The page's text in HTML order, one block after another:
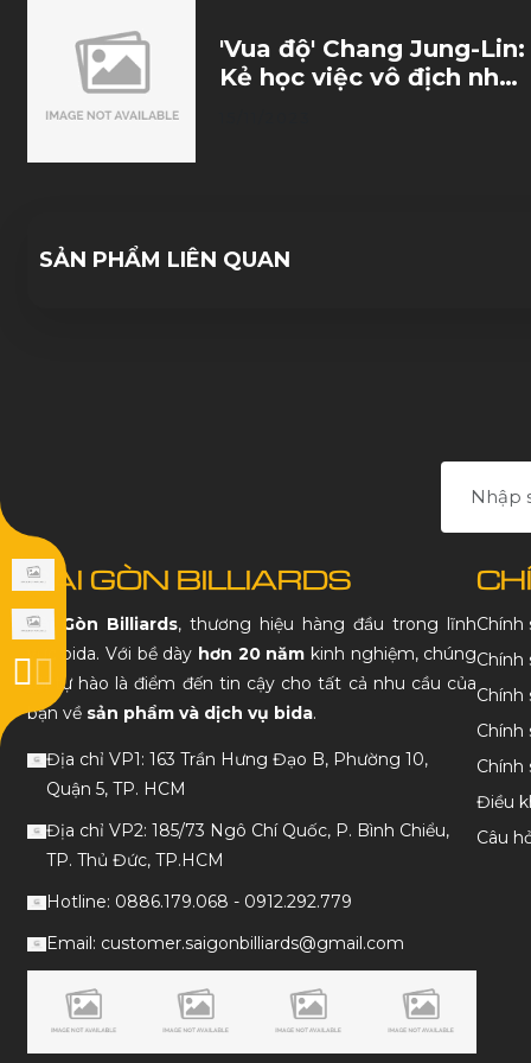
'Vua độ' Chang Jung-Lin:
Kẻ học việc vô địch nhờ
SẢN PHẨM LIÊN QUAN
SÀI GÒN BILLIARDS
Sài Gòn Billiards, thương hiệu hàng đầu trong lĩnh
vực bida. Với bề dày hơn 20 năm kinh nghiệm, chúng
tôi tự hào là điểm đến tin cậy cho tất cả nhu cầu của
bạn về sản phẩm và dịch vụ bida.
Địa chỉ VP1: 163 Trần Hưng Đạo B, Phường 10,
Quận 5, TP. HCM
Địa chỉ VP2: 185/73 Ngô Chí Quốc, P. Bình Chiểu,
TP. Thủ Đức, TP.HCM
Hotline: 0886.179.068 - 0912.292.779
Email: customer.saigonbilliards@gmail.com
Chính
Chính
Chính
Chính
Chính
Điều
Câu